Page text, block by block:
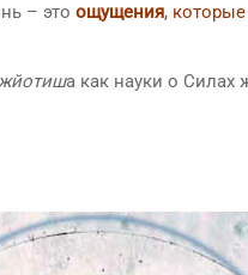
– это ощущения, которые
а как науки о Силах